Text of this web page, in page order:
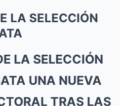
LA SELECCIÓN
LA SELECCIÓN
UNA NUEVA
TRAS LAS